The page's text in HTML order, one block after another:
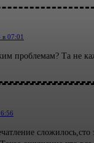
в 07:01
проблемам? Та не